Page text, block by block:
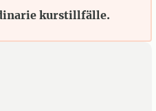
kurstillfälle.